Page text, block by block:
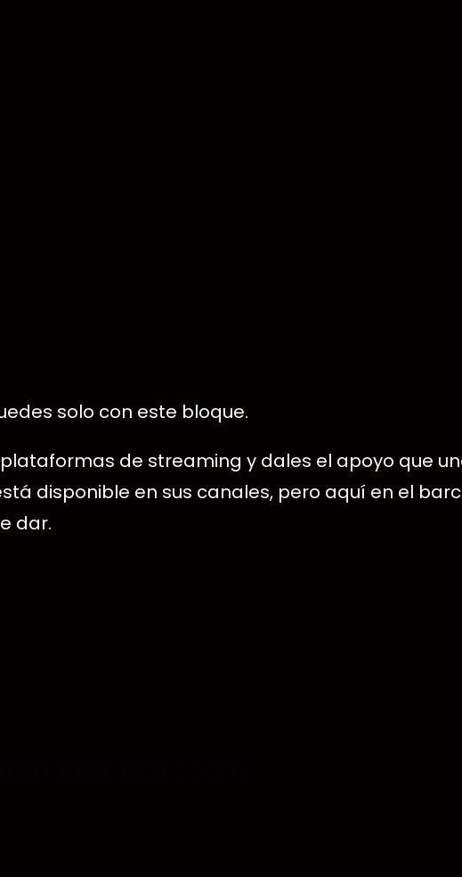
solo con este bloque.
de streaming y dales el apoyo que
disponible en sus canales, pero aquí en el
dar.